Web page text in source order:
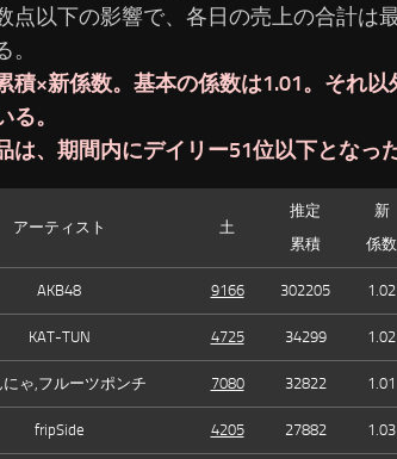
点以下の影響で、各日の売上の合計は
積×新係数。基本の係数は1.01。それ
。
は、期間内にデイリー51位以下となっ
アーティスト 土
推定
累積
新
係数
AKB48 9166 302205 1.02
KAT-TUN 4725 34299 1.02
にゃ,フルーツポンチ 7080 32822 1.01
fripSide 4205 27882 1.03